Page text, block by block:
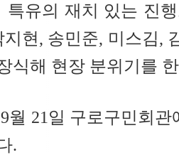
특유의 재치 있는 진
현, 송민준, 미스김,
식해 현장 분위기를
월 21일 구로구민회
.